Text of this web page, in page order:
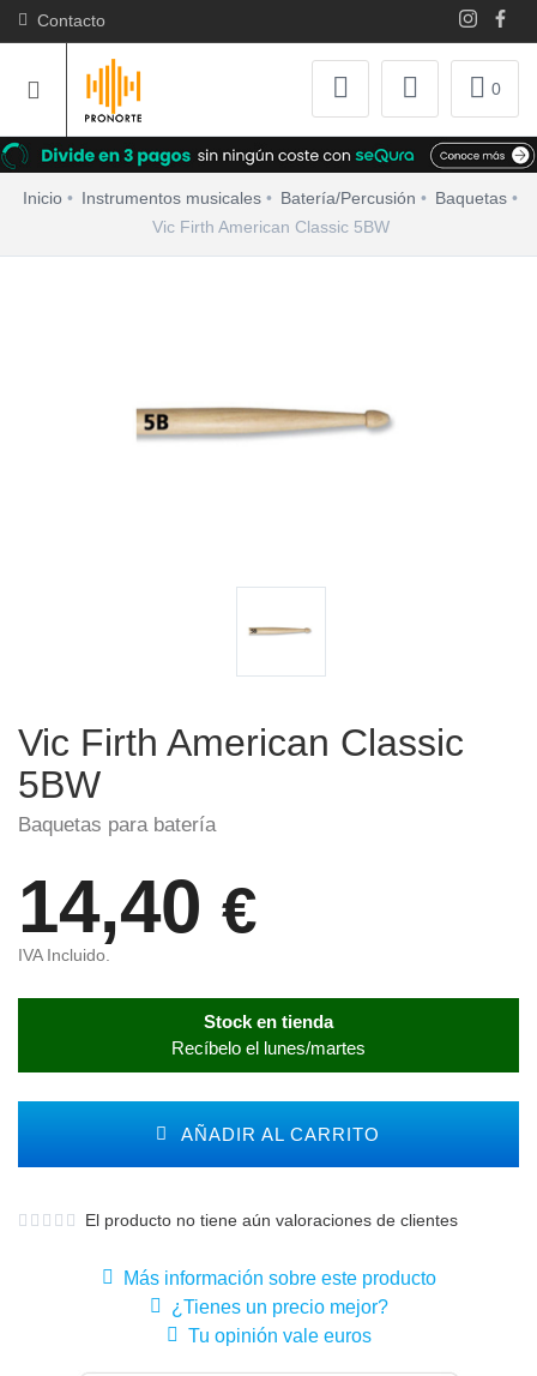
Contacto
0
Inicio Instrumentos musicales Batería/Percusión
Baquetas
Vic Firth American Classic 5BW
Vic Firth American Classic
5BW
Baquetas para batería
14,40 €
IVA Incluido.
Stock en tienda
Recíbelo el lunes/martes
AÑADIR AL CARRITO
El producto no tiene aún valoraciones de clientes
Más información sobre este producto
¿Tienes un precio mejor?
Tu opinión vale euros